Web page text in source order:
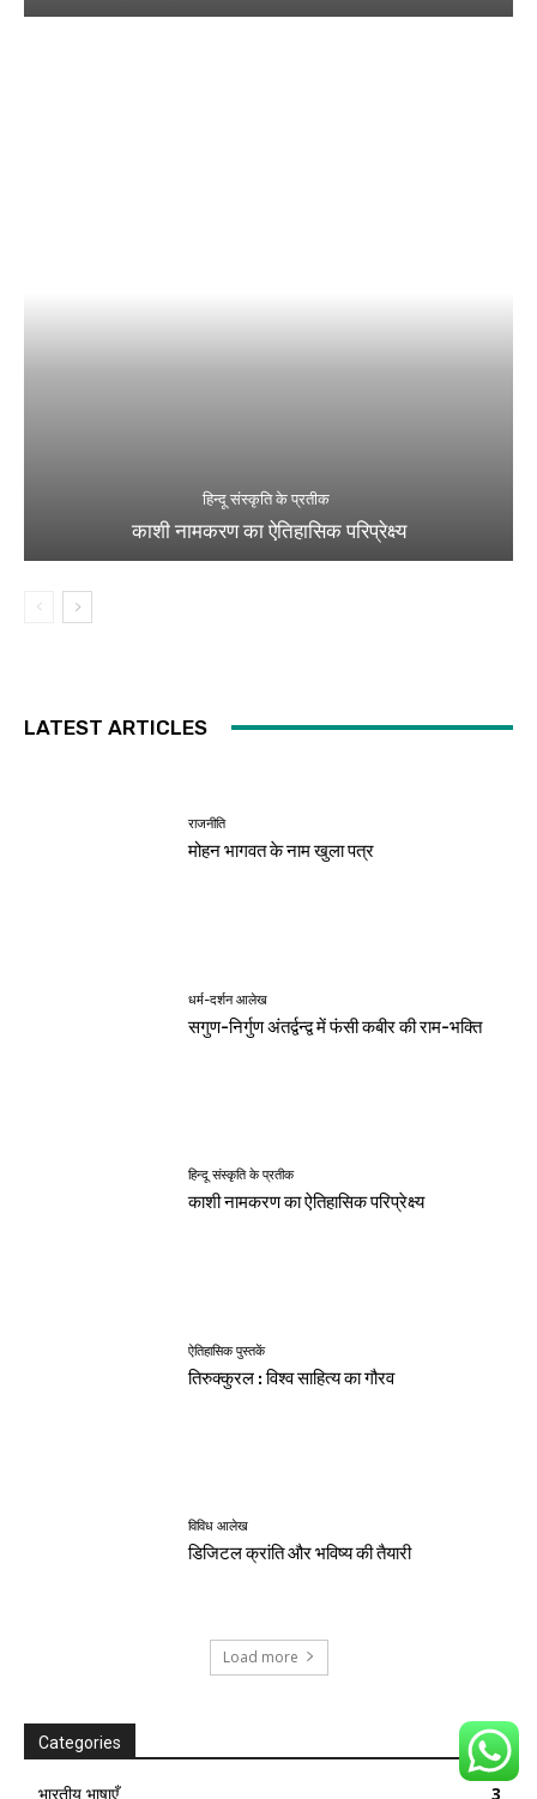
हिन्दू संस्कृति के प्रतीक
काशी नामकरण का ऐतिहासिक परिप्रेक्ष्य
LATEST ARTICLES
राजनीति
मोहन भागवत के नाम खुला पत्र
धर्म-दर्शन आलेख
सगुण-निर्गुण अंतर्द्वन्द्व में फंसी कबीर की राम-भक्ति
हिन्दू संस्कृति के प्रतीक
काशी नामकरण का ऐतिहासिक परिप्रेक्ष्य
ऐतिहासिक पुस्तकें
तिरुक्कुरल : विश्व साहित्य का गौरव
विविध आलेख
डिजिटल क्रांति और भविष्य की तैयारी
Load more
Categories
भारतीय भाषाएँ 3